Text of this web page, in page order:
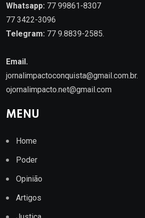
Whatsapp: 77 99861-8307
77 3422-3096
Telegram: 77 9.8839-2585.
Email.
jornalimpactoconquista@gmail.com.br.
ojornalimpacto.net@gmail.com
MENU
Home
Poder
Opinião
Artigos